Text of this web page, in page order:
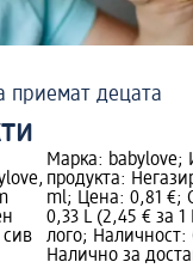
приемат децата
сив
Марка: babylove;
продукта:
ml; Цена: 0,81 €;
0,33 L (2,45 € за
лого; Наличност:
Налично за